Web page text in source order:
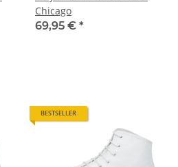
Chicago
69,95 € *
BESTSELLER